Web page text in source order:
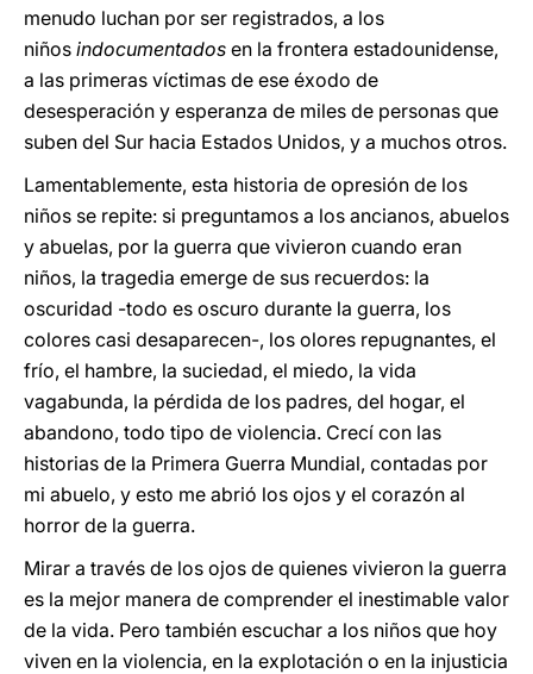
menudo luchan por ser registrados, a los
niños indocumentados en la frontera estadounidense,
a las primeras víctimas de ese éxodo de
desesperación y esperanza de miles de personas que
suben del Sur hacia Estados Unidos, y a muchos otros.
Lamentablemente, esta historia de opresión de los
niños se repite: si preguntamos a los ancianos, abuelos
y abuelas, por la guerra que vivieron cuando eran
niños, la tragedia emerge de sus recuerdos: la
oscuridad -todo es oscuro durante la guerra, los
colores casi desaparecen-, los olores repugnantes, el
frío, el hambre, la suciedad, el miedo, la vida
vagabunda, la pérdida de los padres, del hogar, el
abandono, todo tipo de violencia. Crecí con las
historias de la Primera Guerra Mundial, contadas por
mi abuelo, y esto me abrió los ojos y el corazón al
horror de la guerra.
Mirar a través de los ojos de quienes vivieron la guerra
es la mejor manera de comprender el inestimable valor
de la vida. Pero también escuchar a los niños que hoy
viven en la violencia, en la explotación o en la injusticia